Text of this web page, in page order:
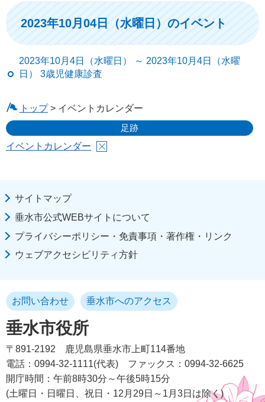
2023年10月04日（水曜日）のイベント
2023年10月4日（水曜日） ～ 2023年10月4日（水曜
日） 3歳児健康診査
トップ> イベントカレンダー
足跡
イベントカレンダー
サイトマップ
垂水市公式WEBサイトについて
プライバシーポリシー・免責事項・著作権・リンク
ウェブアクセシビリティ方針
垂水市役所
お問い合わせ 垂水市へのアクセス
〒891-2192
鹿児島県垂水市上町114番地
電話：0994-32-1111(代表)
ファックス：0994-32-6625
開庁時間：午前8時30分～午後5時15分
(土曜日・日曜日、祝日・12月29日～1月3日は除く)